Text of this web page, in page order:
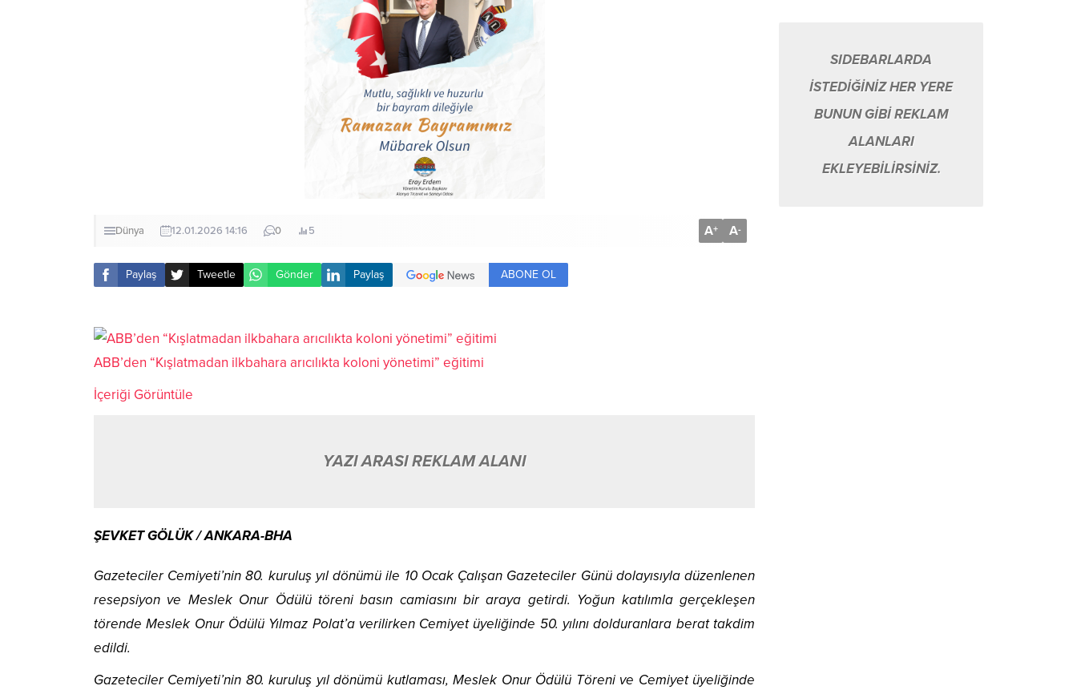
Dünya 12.01.2026 14:16 0 5 A+ A-
Paylaş Tweetle Gönder Paylaş ABONE OL
ABB’den “Kışlatmadan ilkbahara arıcılıkta koloni yönetimi” eğitimi
İçeriği Görüntüle
YAZI ARASI REKLAM ALANI
ŞEVKET GÖLÜK / ANKARA-BHA
Gazeteciler Cemiyeti’nin 80. kuruluş yıl dönümü ile 10 Ocak Çalışan Gazeteciler Günü dolayısıyla düzenlenen
resepsiyon ve Meslek Onur Ödülü töreni basın camiasını bir araya getirdi. Yoğun katılımla gerçekleşen
törende Meslek Onur Ödülü Yılmaz Polat’a verilirken Cemiyet üyeliğinde 50. yılını dolduranlara berat takdim
edildi.
Gazeteciler Cemiyeti’nin 80. kuruluş yıl dönümü kutlaması, Meslek Onur Ödülü Töreni ve Cemiyet üyeliğinde
SIDEBARLARDA
İSTEDİĞİNİZ HER YERE
BUNUN GİBİ REKLAM
ALANLARI
EKLEYEBİLİRSİNİZ.